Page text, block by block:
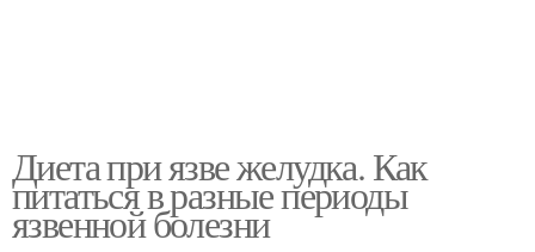
Диета при язве желудка. Как
питаться в разные периоды
язвенной болезни